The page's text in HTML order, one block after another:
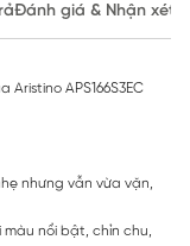
Đánh giá & Nhận xét
Aristino APS166S3EC
nhưng vẫn vừa vặn,
nổi bật, chỉn chu,